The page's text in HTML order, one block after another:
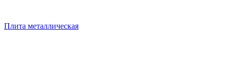
Плита металлическая